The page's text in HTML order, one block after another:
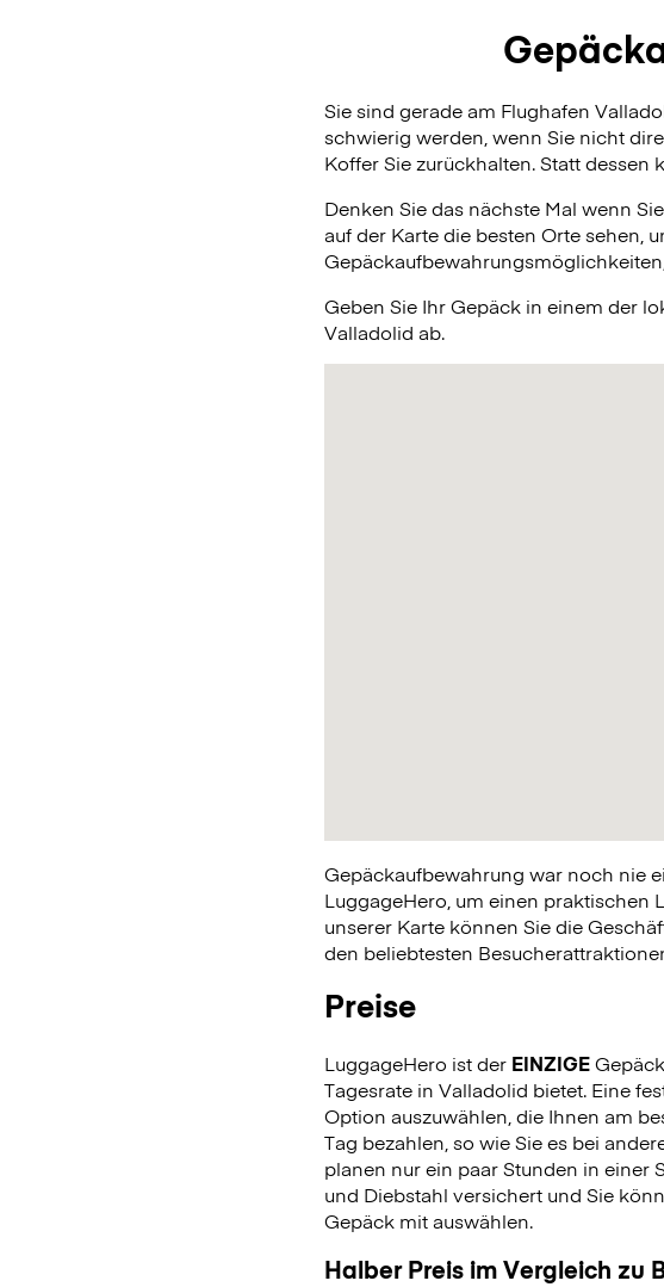
Sie sind gerade am Flughafen
schwierig werden, wenn Sie nicht
Koffer Sie zurückhalten. Statt
Denken Sie das nächste Mal wenn
auf der Karte die besten Orte sehen,
Geben Sie Ihr Gepäck in einem der
Valladolid ab.
Gepäckaufbewahrung war noch nie
LuggageHero, um einen praktischen
unserer Karte können Sie die
den beliebtesten
Preise
LuggageHero ist der EINZIGE
Tagesrate in Valladolid bietet. Eine
Option auszuwählen, die Ihnen am
Tag bezahlen, so wie Sie es bei
planen nur ein paar Stunden in einer
und Diebstahl versichert und Sie
Gepäck mit auswählen.
Halber Preis im Vergleich zu